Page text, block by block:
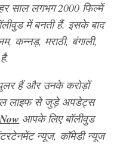
साल लगभग 2000 फिल्में
में बनती हैं. इसके बाद
कन्नड़, मराठी, बंगाली,
हैं और उनके करोड़ों
लाइफ से जुड़े अपडेट्स
आपके लिए बॉलीवुड
न्यूज, कॉमेडी न्यूज